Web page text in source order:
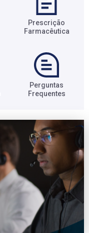
Prescrição
Farmacêutica​
Perguntas
Frequentes​